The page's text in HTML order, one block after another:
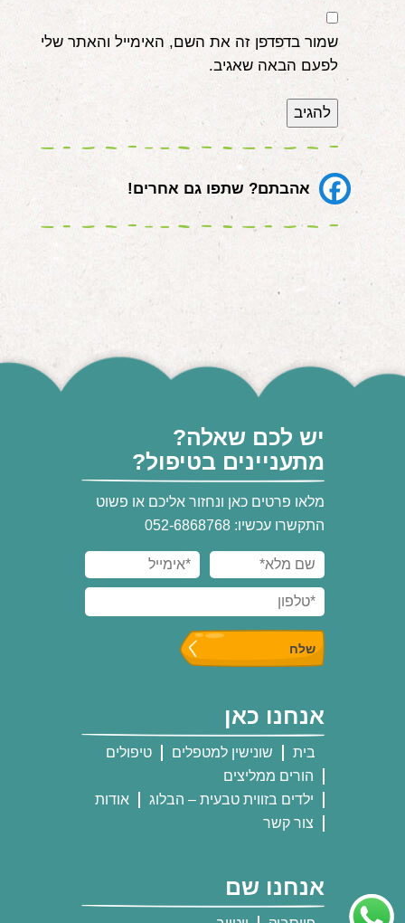
שמור בדפדפן זה את השם, האימייל והאתר שלי
לפעם הבאה שאגיב.
אהבתם? שתפו גם אחרים!
יש לכם שאלה?
מתעניינים בטיפול?
מלאו פרטים כאן ונחזור אליכם או פשוט
התקשרו עכשיו: 052-6868768
אנחנו כאן
בית שונישין למטפלים
טיפולים
הורים ממליצים
ילדים בזווית טבעית – הבלוג
אודות
צור קשר
אנחנו שם